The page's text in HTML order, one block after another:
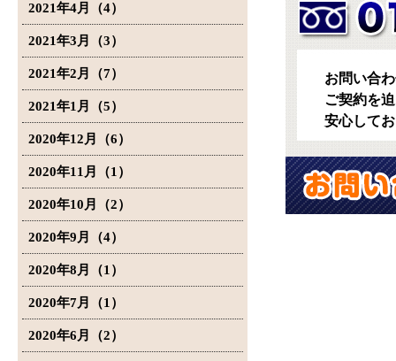
2021年4月（4）
2021年3月（3）
2021年2月（7）
2021年1月（5）
2020年12月（6）
2020年11月（1）
2020年10月（2）
2020年9月（4）
2020年8月（1）
2020年7月（1）
2020年6月（2）
お問い合
ご契約を
安心して